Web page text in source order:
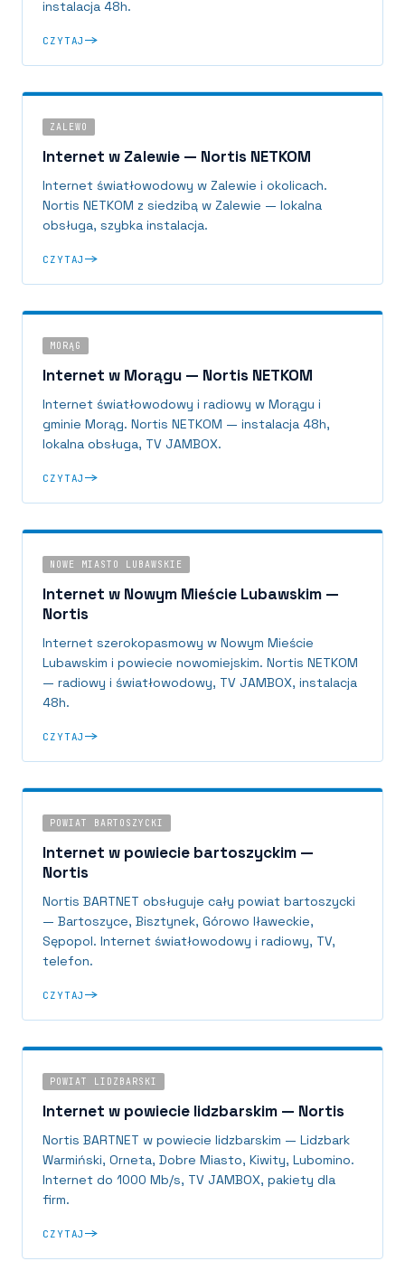
instalacja 48h.
CZYTAJ
ZALEWO
Internet w Zalewie — Nortis NETKOM
Internet światłowodowy w Zalewie i okolicach.
Nortis NETKOM z siedzibą w Zalewie — lokalna
obsługa, szybka instalacja.
CZYTAJ
MORĄG
Internet w Morągu — Nortis NETKOM
Internet światłowodowy i radiowy w Morągu i
gminie Morąg. Nortis NETKOM — instalacja 48h,
lokalna obsługa, TV JAMBOX.
CZYTAJ
NOWE MIASTO LUBAWSKIE
Internet w Nowym Mieście Lubawskim —
Nortis
Internet szerokopasmowy w Nowym Mieście
Lubawskim i powiecie nowomiejskim. Nortis NETKOM
— radiowy i światłowodowy, TV JAMBOX, instalacja
48h.
CZYTAJ
POWIAT BARTOSZYCKI
Internet w powiecie bartoszyckim —
Nortis
Nortis BARTNET obsługuje cały powiat bartoszycki
— Bartoszyce, Bisztynek, Górowo Iławeckie,
Sępopol. Internet światłowodowy i radiowy, TV,
telefon.
CZYTAJ
POWIAT LIDZBARSKI
Internet w powiecie lidzbarskim — Nortis
Nortis BARTNET w powiecie lidzbarskim — Lidzbark
Warmiński, Orneta, Dobre Miasto, Kiwity, Lubomino.
Internet do 1000 Mb/s, TV JAMBOX, pakiety dla
firm.
CZYTAJ